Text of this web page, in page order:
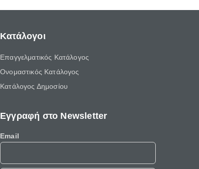
Κατάλογοι
Επαγγελματικός Κατάλογος
Ονομαστικός Κατάλογος
Κατάλογος Δημοσίου
Εγγραφή στο Newsletter
Email